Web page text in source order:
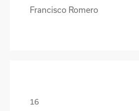
Francisco Romero